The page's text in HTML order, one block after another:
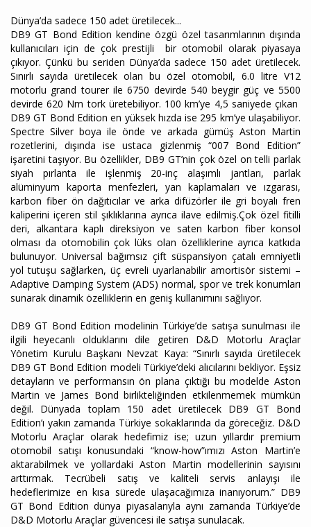
Dünya’da sadece 150 adet üretilecek...
DB9 GT Bond Edition kendine özgü özel tasarımlarının dışında
kullanıcıları için de çok prestijli bir otomobil olarak piyasaya
çıkıyor. Çünkü bu seriden Dünya’da sadece 150 adet üretilecek.
Sınırlı sayıda üretilecek olan bu özel otomobil, 6.0 litre V12
motorlu grand tourer ile 6750 devirde 540 beygir güç ve 5500
devirde 620 Nm tork üretebiliyor. 100 km’ye 4,5 saniyede çıkan
DB9 GT Bond Edition en yüksek hızda ise 295 km’ye ulaşabiliyor.
Spectre Silver boya ile önde ve arkada gümüş Aston Martin
rozetlerini, dışında ise ustaca gizlenmiş “007 Bond Edition”
işaretini taşıyor. Bu özellikler, DB9 GT’nin çok özel on telli parlak
siyah pırlanta ile işlenmiş 20-inç alaşımlı jantları, parlak
alüminyum kaporta menfezleri, yan kaplamaları ve ızgarası,
karbon fiber ön dağıtıcılar ve arka difüzörler ile gri boyalı fren
kaliperini içeren stil şıklıklarına ayrıca ilave edilmiş.Çok özel fitilli
deri, alkantara kaplı direksiyon ve saten karbon fiber konsol
olması da otomobilin çok lüks olan özelliklerine ayrıca katkıda
bulunuyor. Universal bağımsız çift süspansiyon çatalı emniyetli
yol tutuşu sağlarken, üç evreli uyarlanabilir amortisör sistemi –
Adaptive Damping System (ADS) normal, spor ve trek konumları
sunarak dinamik özelliklerin en geniş kullanımını sağlıyor.
DB9 GT Bond Edition modelinin Türkiye’de satışa sunulması ile
ilgili heyecanlı olduklarını dile getiren D&D Motorlu Araçlar
Yönetim Kurulu Başkanı Nevzat Kaya: “Sınırlı sayıda üretilecek
DB9 GT Bond Edition modeli Türkiye’deki alıcılarını bekliyor. Eşsiz
detayların ve performansın ön plana çıktığı bu modelde Aston
Martin ve James Bond birlikteliğinden etkilenmemek mümkün
değil. Dünyada toplam 150 adet üretilecek DB9 GT Bond
Edition’ı yakın zamanda Türkiye sokaklarında da göreceğiz. D&D
Motorlu Araçlar olarak hedefimiz ise; uzun yıllardır premium
otomobil satışı konusundaki “know-how”ımızı Aston Martin’e
aktarabilmek ve yollardaki Aston Martin modellerinin sayısını
arttırmak. Tecrübeli satış ve kaliteli servis anlayışı ile
hedeflerimize en kısa sürede ulaşacağımıza inanıyorum.” DB9
GT Bond Edition dünya piyasalarıyla aynı zamanda Türkiye’de
D&D Motorlu Araçlar güvencesi ile satışa sunulacak.